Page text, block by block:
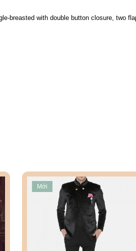
breasted with double button closure, two
Mới